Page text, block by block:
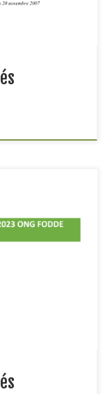
a établi son plan
Pour
de